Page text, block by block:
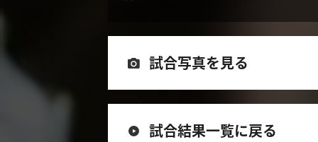
試合写真を見る
試合結果一覧に戻る